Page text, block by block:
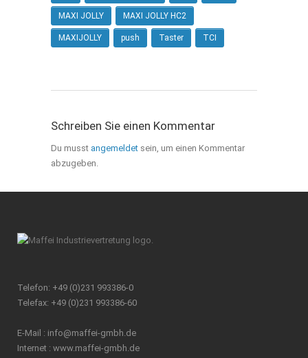
MAXI JOLLY MAXI JOLLY HC2
MAXIJOLLY push Taster TCI
Schreiben Sie einen Kommentar
Du musst angemeldet sein, um einen Kommentar
abzugeben.
Telefon: +49 (0)231 993386-0
Telefax: +49 (0)231 993386-60
E-Mail : info@maffei-gmbh.de
Internet : www.maffei-gmbh.de